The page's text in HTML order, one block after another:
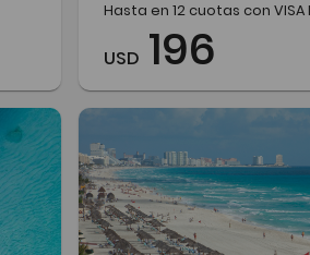
Hasta en 12 cuotas con VISA
USD 196